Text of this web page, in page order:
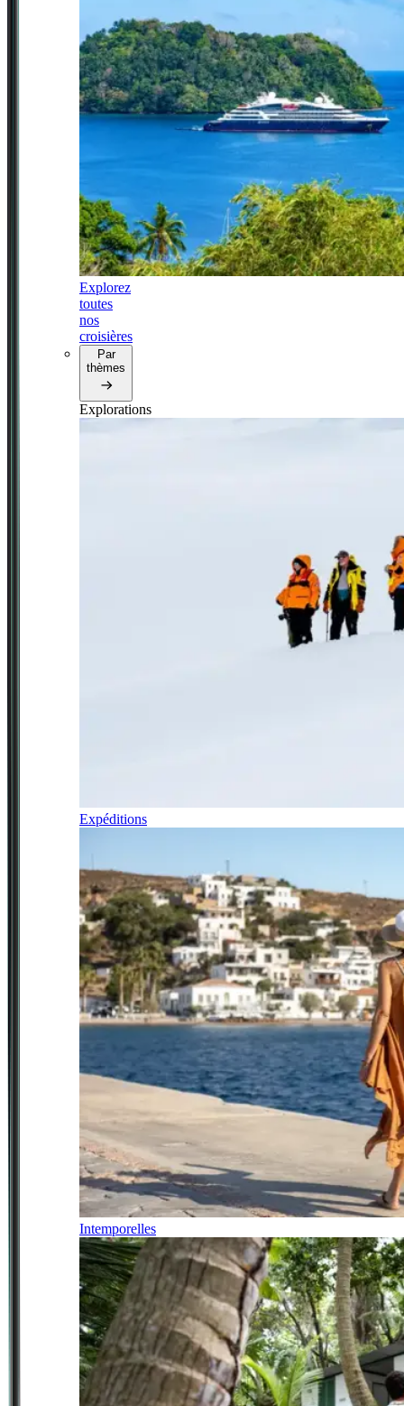
Explorez
toutes
nos
croisières
Par
thèmes
Explorations
Expéditions
Intemporelles